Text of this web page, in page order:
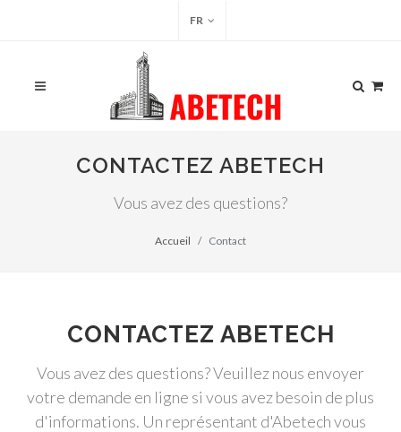
FR
CONTACTEZ ABETECH
Vous avez des questions?
Accueil Contact
CONTACTEZ ABETECH
Vous avez des questions? Veuillez nous envoyer
votre demande en ligne si vous avez besoin de plus
d'informations. Un représentant d'Abetech vous